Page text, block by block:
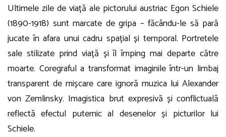
Ultimele zile de viață ale pictorului austriac Egon Schiele
(1890-1918) sunt marcate de gripa – făcându-le să pară
jucate în afara unui cadru spațial și temporal. Portretele
sale stilizate prind viață și îl împing mai departe către
moarte. Coregraful a transformat imaginile într-un limbaj
transparent de mișcare care ignoră muzica lui Alexander
von Zemlinsky. Imagistica brut expresivă și conflictuală
reflectă efectul puternic al desenelor și picturilor lui
Schiele.